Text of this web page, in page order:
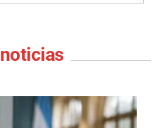
noticias